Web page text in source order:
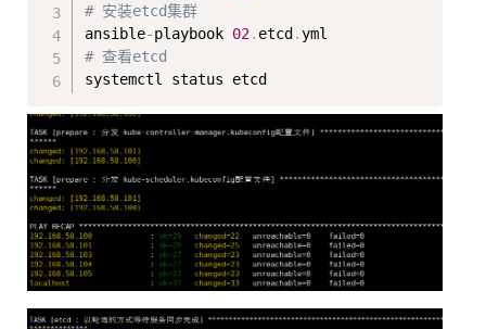
# 安装etcd集群
ansible-playbook 02. etcd.
# 查看etcd